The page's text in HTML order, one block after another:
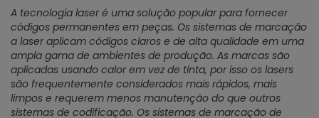
A tecnologia laser é uma solução popular para fornecer
códigos permanentes em peças. Os sistemas de marcação
a laser aplicam códigos claros e de alta qualidade em uma
ampla gama de ambientes de produção. As marcas são
aplicadas usando calor em vez de tinta, por isso os lasers
são frequentemente considerados mais rápidos, mais
limpos e requerem menos manutenção do que outros
sistemas de codificação. Os sistemas de marcação de